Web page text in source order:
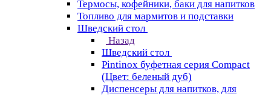
Термосы, кофейники, баки для напитков
Топливо для мармитов и подставки
Шведский стол
Назад
Шведский стол
Pintinox буфетная серия Compact
(Цвет: беленый дуб)
Диспенсеры для напитков, для